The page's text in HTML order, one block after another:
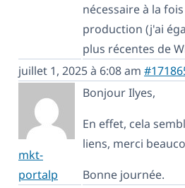
nécessaire à la
production (j'ai
plus récentes de
juillet 1, 2025 à 6:08 am
mkt-
portalp
Bonjour Ilyes,
En effet, cela
liens, merci
Bonne journée.